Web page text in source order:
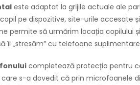
este adaptat la grijile actuale ale
pe dispozitive, site-urile accesate
permite să urmărim locația copilului
îi „stresăm” cu telefoane
completează protecția pentru
care s-a dovedit că prin microfoanele